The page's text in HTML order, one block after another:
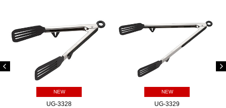
NEW
UG-3328
NEW
UG-3329